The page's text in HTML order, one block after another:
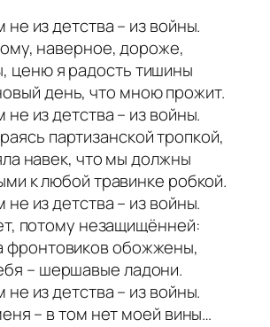
не из детства – из войны.
наверное, дороже,
ценю я радость тишины
день, что мною прожит.
не из детства – из войны.
партизанской тропкой,
навек, что мы должны
к любой травинке робкой.
не из детства – из войны.
потому незащищённей:
фронтовиков обожжены,
– шершавые ладони.
не из детства – из войны.
– в том нет моей вины…